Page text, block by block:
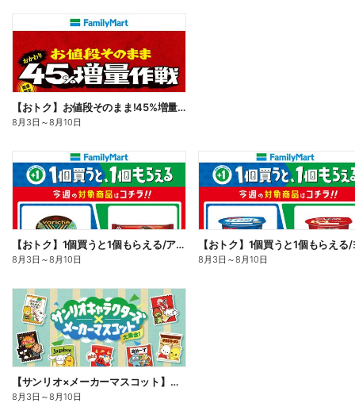
【おトク】お値段そのまま!45%増量作戦!
8月3日 ～8月10日
【おトク】1個買うと1個もらえる/アイス
8月3日 ～8月10日 8月3日 ～8月10日
【サンリオ×メーカーマスコット】オリジナルグッズ貰える!
8月3日 ～8月10日